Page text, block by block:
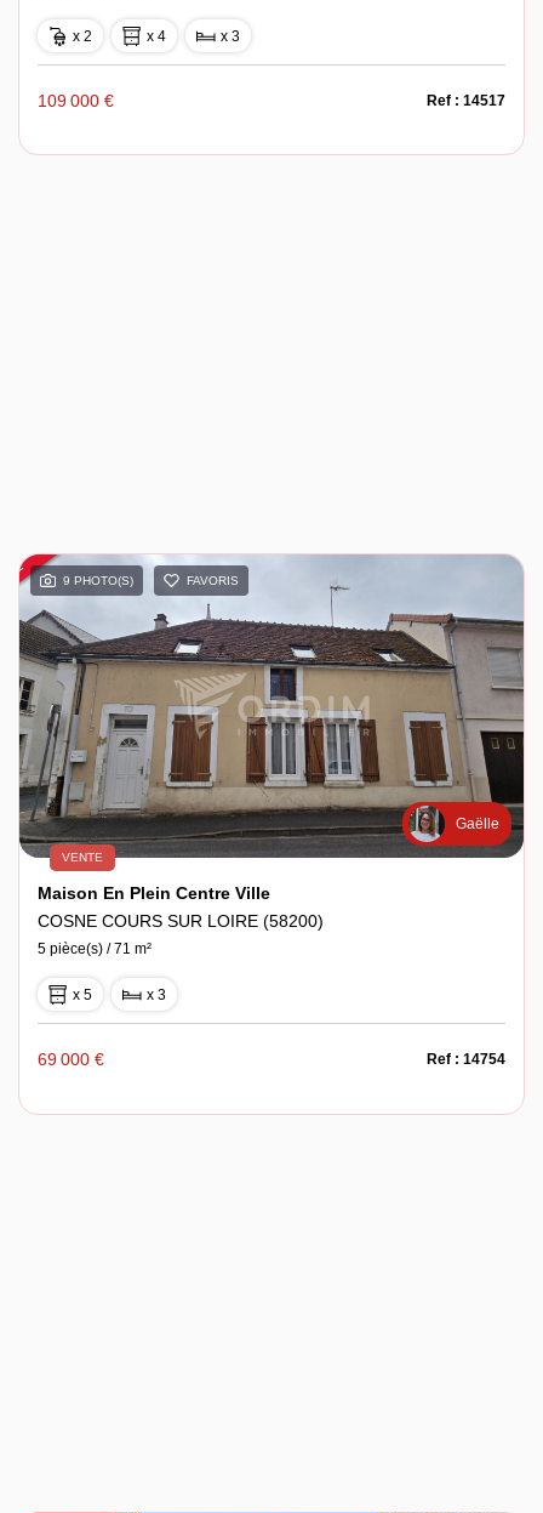
x 2 x 4 x 3
109 000 € Ref : 14517
9 PHOTO(S) FAVORIS
Gaëlle
VENTE
Maison En Plein Centre Ville
COSNE COURS SUR LOIRE (58200)
5 pièce(s) / 71 m²
x 5 x 3
69 000 € Ref : 14754